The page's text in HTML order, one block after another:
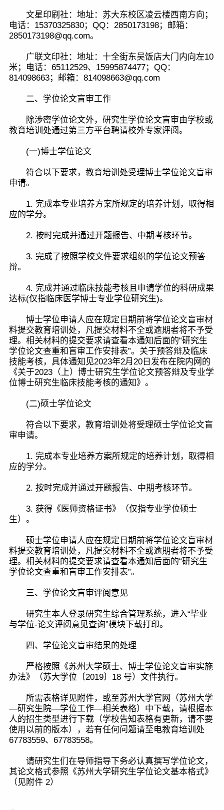
文星印刷社：地址：苏大东校区凌云楼西南方向；
电话：15370325830；QQ：2850173198；邮箱：
2850173198@qq.com。
广联文印社：地址：十全街东吴饭店大门内向左10
米；电话：65112529、15995874477；QQ：
814098663；邮箱：814098663@qq.com
二、学位论文盲审工作
除涉密学位论文外，研究生学位论文盲审由学校或
教育培训处通过第三方平台聘请校外专家评阅。
(一)博士学位论文
符合以下要求，教育培训处受理博士学位论文盲审
申请。
1. 完成本专业培养方案所规定的培养计划，取得相
应的学分。
2. 按时完成并通过开题报告、中期考核环节。
3. 完成了按照学校文件要求组织的学位论文预答
辩。
4. 完成并通过临床技能考核且申请学位的科研成果
达标(仅指临床医学博士专业学位研究生)。
博士学位申请人应在规定日期前将学位论文盲审材
料提交教育培训处，凡提交材料不全或逾期者将不予受
理。相关材料的提交要求请查看本通知后面的“研究生
学位论文查重和盲审工作安排表”。关于预答辩及临床
技能考核，具体通知见2023年2月20日发布在院内网的
《关于2023（上）博士研究生学位论文预答辩及专业学
位博士研究生临床技能考核的通知》。
(二)硕士学位论文
符合以下要求，教育培训处将受理硕士学位论文盲
审申请。
1. 完成本专业培养方案所规定的培养计划，取得相
应的学分。
2. 按时完成并通过开题报告、中期考核环节。
3. 获得《医师资格证书》（仅指专业学位硕士
生）。
硕士学位申请人应在规定日期前将学位论文盲审材
料提交教育培训处，凡提交材料不全或逾期者将不予受
理。相关材料的提交要求请查看本通知后面的“研究生
学位论文查重和盲审工作安排表”。
三、学位论文盲审评阅意见
研究生本人登录研究生综合管理系统，进入“毕业
与学位-论文评阅意见查询”模块下载打印。
四、学位论文盲审结果的处理
严格按照《苏州大学硕士、博士学位论文盲审实施
办法》（苏大学位〔2019〕18 号）文件执行。
所需表格详见附件，或至苏州大学官网（苏州大学
—研究生院—学位工作—相关表格）中下载，请根据本
人的招生类型进行下载（学校告知表格有更新，请不要
使用以前的版本），若有任何问题请至电教育培训处
67783559、67783558。
请研究生们在导师指导下务必认真撰写学位论文，
其论文格式参照《苏州大学研究生学位论文基本格式》
（见附件 2）